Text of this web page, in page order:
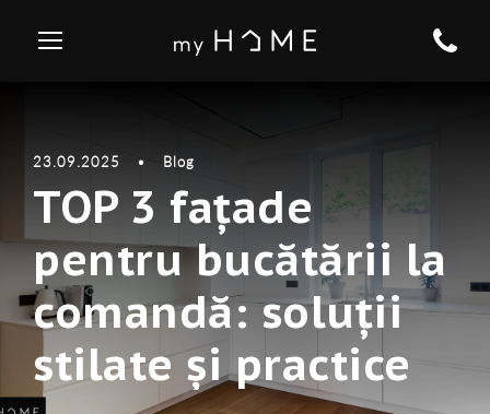
23.09.2025 • Blog
TOP 3 fațade
pentru bucătării la
comandă: soluții
stilate și practice